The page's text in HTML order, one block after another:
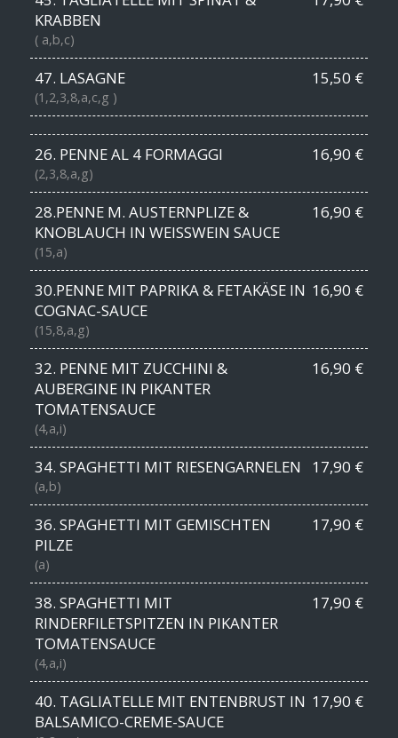
KRABBEN
( a,b,c)
47. LASAGNE 15,50 €
(1,2,3,8,a,c,g )
26. PENNE AL 4 FORMAGGI 16,90 €
(2,3,8,a,g)
28.PENNE M. AUSTERNPLIZE &
KNOBLAUCH IN WEISSWEIN SAUCE
16,90 €
(15,a)
30.PENNE MIT PAPRIKA & FETAKÄSE IN
COGNAC-SAUCE
16,90 €
(15,8,a,g)
32. PENNE MIT ZUCCHINI &
AUBERGINE IN PIKANTER
TOMATENSAUCE
16,90 €
(4,a,i)
34. SPAGHETTI MIT RIESENGARNELEN 17,90 €
(a,b)
36. SPAGHETTI MIT GEMISCHTEN
PILZE
17,90 €
(a)
38. SPAGHETTI MIT
RINDERFILETSPITZEN IN PIKANTER
TOMATENSAUCE
17,90 €
(4,a,i)
40. TAGLIATELLE MIT ENTENBRUST IN
BALSAMICO-CREME-SAUCE
17,90 €